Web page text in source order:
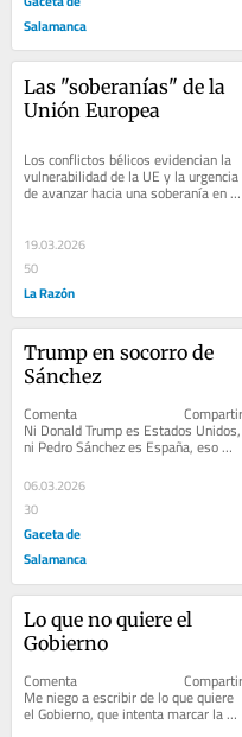
Salamanca
Las "soberanías" de la
Unión Europea
Los conflictos bélicos evidencian la
vulnerabilidad de la UE y la urgencia
de avanzar hacia una soberanía en
19.03.2026
50
La Razón
Trump en socorro de
Sánchez
Comenta                              Compartir
Ni Donald Trump es Estados Unidos,
ni Pedro Sánchez es España, eso
06.03.2026
30
Gaceta de
Salamanca
Lo que no quiere el
Gobierno
Comenta                              Compartir
Me niego a escribir de lo que quiere
el Gobierno, que intenta marcar la
agenda mediática y...